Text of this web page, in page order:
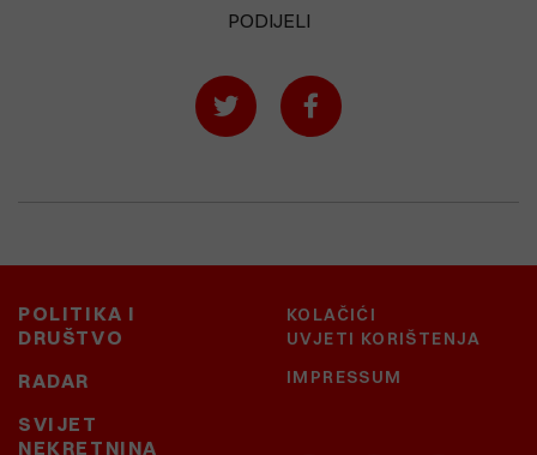
PODIJELI
POLITIKA I
DRUŠTVO
RADAR
SVIJET
NEKRETNINA
KOLAČIĆI
UVJETI KORIŠTENJA
IMPRESSUM